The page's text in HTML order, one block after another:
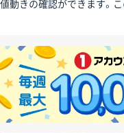
値動きの確認ができます。